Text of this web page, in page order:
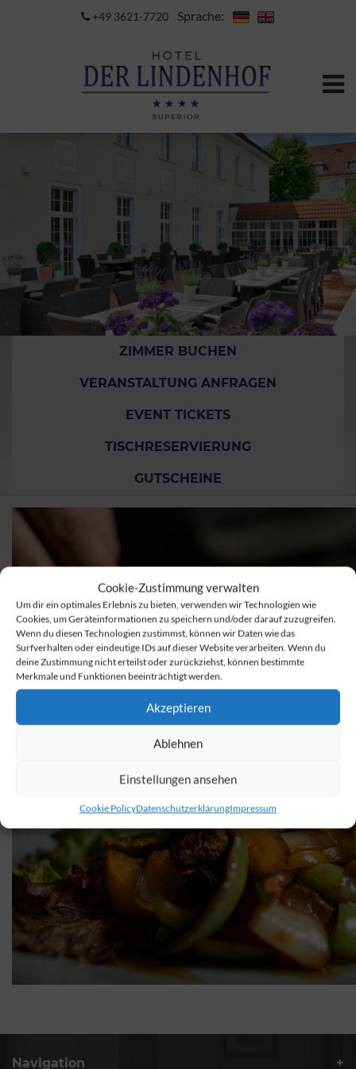
Cookie-Zustimmung verwalten
Um dir ein optimales Erlebnis zu bieten, verwenden wir Technologien wie
Cookies, um Geräteinformationen zu speichern und/oder darauf zuzugreifen.
Wenn du diesen Technologien zustimmst, können wir Daten wie das
Surfverhalten oder eindeutige IDs auf dieser Website verarbeiten. Wenn du
deine Zustimmung nicht erteilst oder zurückziehst, können bestimmte
Merkmale und Funktionen beeinträchtigt werden.
Akzeptieren
Ablehnen
Einstellungen ansehen
Cookie PolicyDatenschutzerklärungImpressum
+49 3621-7720 Sprache:
ZIMMER BUCHEN
VERANSTALTUNG ANFRAGEN
EVENT TICKETS
TISCHRESERVIERUNG
GUTSCHEINE
Navigation